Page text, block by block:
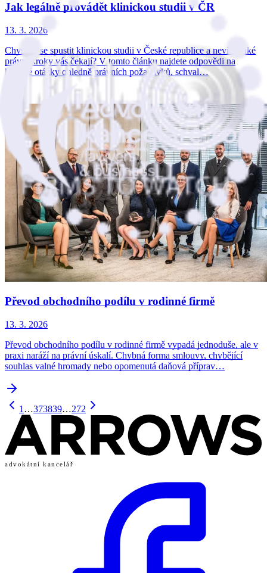
Jak legálně provádět klinickou studii v ČR
13. 3. 2026
Chystáte se spustit klinickou studii v České republice a nevíte, jaké
právní kroky vás čekají? V tomto článku najdete odpovědi na
klíčové otázky ohledně právních požadavků, schval…
Převod obchodního podílu v rodinné firmě
13. 3. 2026
Převod obchodního podílu v rodinné firmě vypadá jednoduše, ale v
praxi naráží na právní úskalí. Chybná forma smlouvy, chybějící
souhlas valné hromady nebo opomenutá daňová příprav…
1 …373839…272
advokátní kancelář